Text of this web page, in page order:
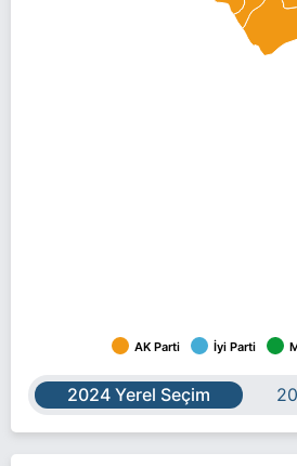
AK Parti İyi Parti
2024 Yerel Seçim